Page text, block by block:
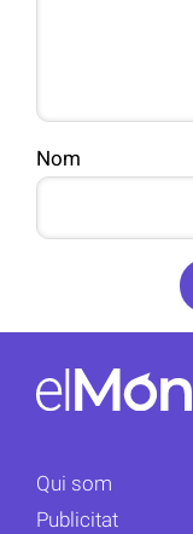
Nom
Qui som
Publicitat